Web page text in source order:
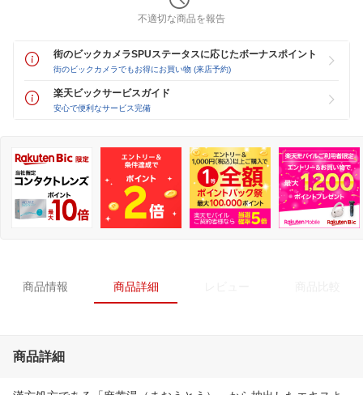
不適切な商品を報告
街のビックカメラSPUステータスに応じたボーナスポイント
街のビックカメラでもお得にお買い物 (来店予約)
楽天ビックサービスガイド
安心で便利なサービス完備
商品情報 商品詳細
商品詳細